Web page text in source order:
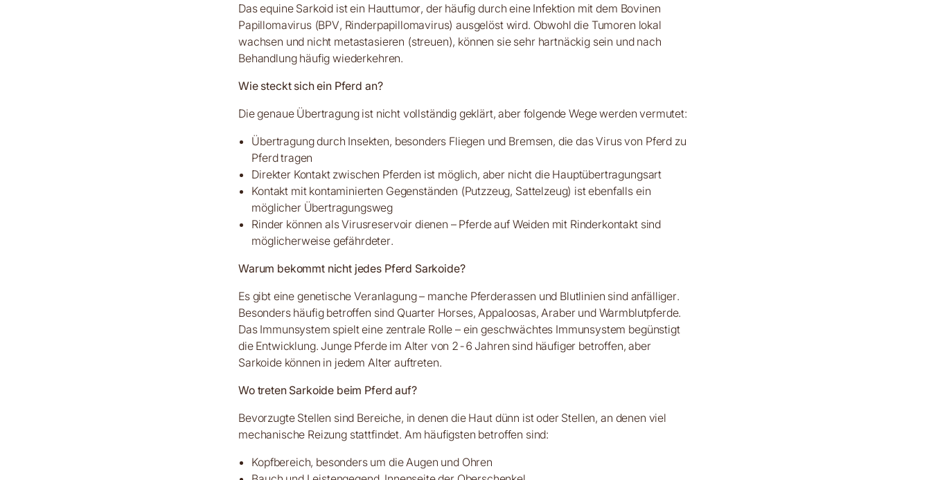
Das equine Sarkoid ist ein Hauttumor, der häufig durch eine Infektion mit dem Bovinen
Papillomavirus (BPV, Rinderpapillomavirus) ausgelöst wird. Obwohl die Tumoren lokal
wachsen und nicht metastasieren (streuen), können sie sehr hartnäckig sein und nach
Behandlung häufig wiederkehren.
Wie steckt sich ein Pferd an?
Die genaue Übertragung ist nicht vollständig geklärt, aber folgende Wege werden vermutet:
Übertragung durch Insekten, besonders Fliegen und Bremsen, die das Virus von Pferd zu
Pferd tragen
Direkter Kontakt zwischen Pferden ist möglich, aber nicht die Hauptübertragungsart
Kontakt mit kontaminierten Gegenständen (Putzzeug, Sattelzeug) ist ebenfalls ein
möglicher Übertragungsweg
Rinder können als Virusreservoir dienen – Pferde auf Weiden mit Rinderkontakt sind
möglicherweise gefährdeter.
Warum bekommt nicht jedes Pferd Sarkoide?
Es gibt eine genetische Veranlagung – manche Pferderassen und Blutlinien sind anfälliger.
Besonders häufig betroffen sind Quarter Horses, Appaloosas, Araber und Warmblutpferde.
Das Immunsystem spielt eine zentrale Rolle – ein geschwächtes Immunsystem begünstigt
die Entwicklung. Junge Pferde im Alter von 2-6 Jahren sind häufiger betroffen, aber
Sarkoide können in jedem Alter auftreten.
Wo treten Sarkoide beim Pferd auf?
Bevorzugte Stellen sind Bereiche, in denen die Haut dünn ist oder Stellen, an denen viel
mechanische Reizung stattfindet. Am häufigsten betroffen sind:
Kopfbereich, besonders um die Augen und Ohren